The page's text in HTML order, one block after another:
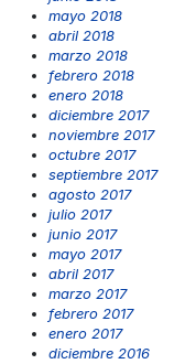
mayo 2018
abril 2018
marzo 2018
febrero 2018
enero 2018
diciembre 2017
noviembre 2017
octubre 2017
septiembre 2017
agosto 2017
julio 2017
junio 2017
mayo 2017
abril 2017
marzo 2017
febrero 2017
enero 2017
diciembre 2016